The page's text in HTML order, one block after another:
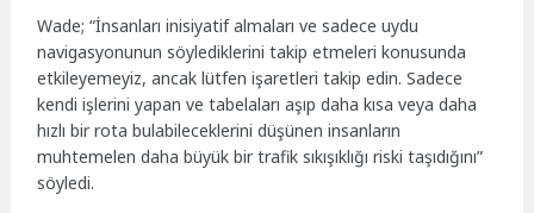
Wade; “İnsanları inisiyatif almaları ve sadece uydu
navigasyonunun söylediklerini takip etmeleri konusunda
etkileyemeyiz, ancak lütfen işaretleri takip edin. Sadece
kendi işlerini yapan ve tabelaları aşıp daha kısa veya daha
hızlı bir rota bulabileceklerini düşünen insanların
muhtemelen daha büyük bir trafik sıkışıklığı riski taşıdığını”
söyledi.